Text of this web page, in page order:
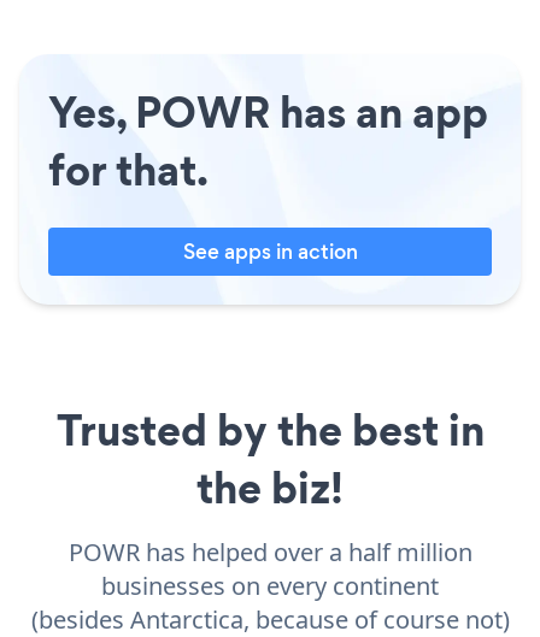
Yes, POWR has an app
for that.
See apps in action
Trusted by the best in
the biz!
POWR has helped over a half million
businesses on every continent
(besides Antarctica, because of course not)